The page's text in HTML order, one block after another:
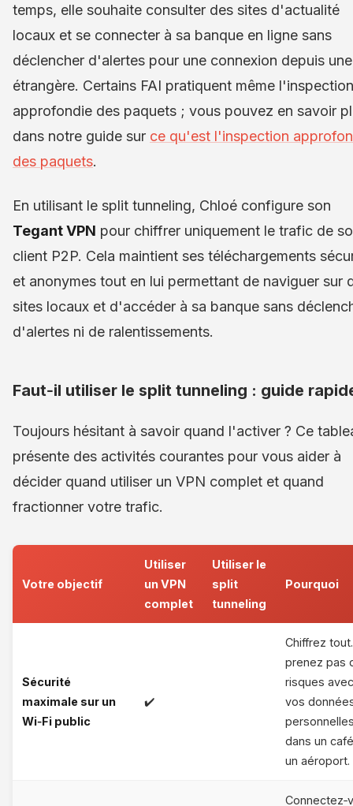
temps, elle souhaite consulter des sites d'actualité
locaux et se connecter à sa banque en ligne sans
déclencher d'alertes pour une connexion depuis
étrangère. Certains FAI pratiquent même l'inspection
approfondie des paquets ; vous pouvez en savoir
dans notre guide sur ce qu'est l'inspection
des paquets.
En utilisant le split tunneling, Chloé configure son
Tegant VPN pour chiffrer uniquement le trafic de
client P2P. Cela maintient ses téléchargements
et anonymes tout en lui permettant de naviguer sur
sites locaux et d'accéder à sa banque sans
d'alertes ni de ralentissements.
Faut‑il utiliser le split tunneling : guide
Toujours hésitant à savoir quand l'activer ? Ce
présente des activités courantes pour vous aider à
décider quand utiliser un VPN complet et quand
fractionner votre trafic.
Votre objectif
Utiliser
un VPN
complet
Utiliser le
split
tunneling
Pourquoi
Sécurité
maximale sur un
Wi‑Fi public
✔️
Chiffrez
prenez pas
risques avec
vos
dans un
un aéroport.